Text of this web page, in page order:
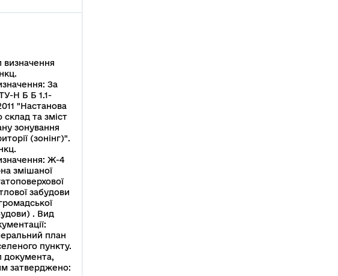
визначення
За
Н Б Б 1.1-
"Настанова
склад та зміст
зонування
(зонінг)".
Ж-4
змішаної
забудови
. Вид
план
пункту.
документа,
затверджено: